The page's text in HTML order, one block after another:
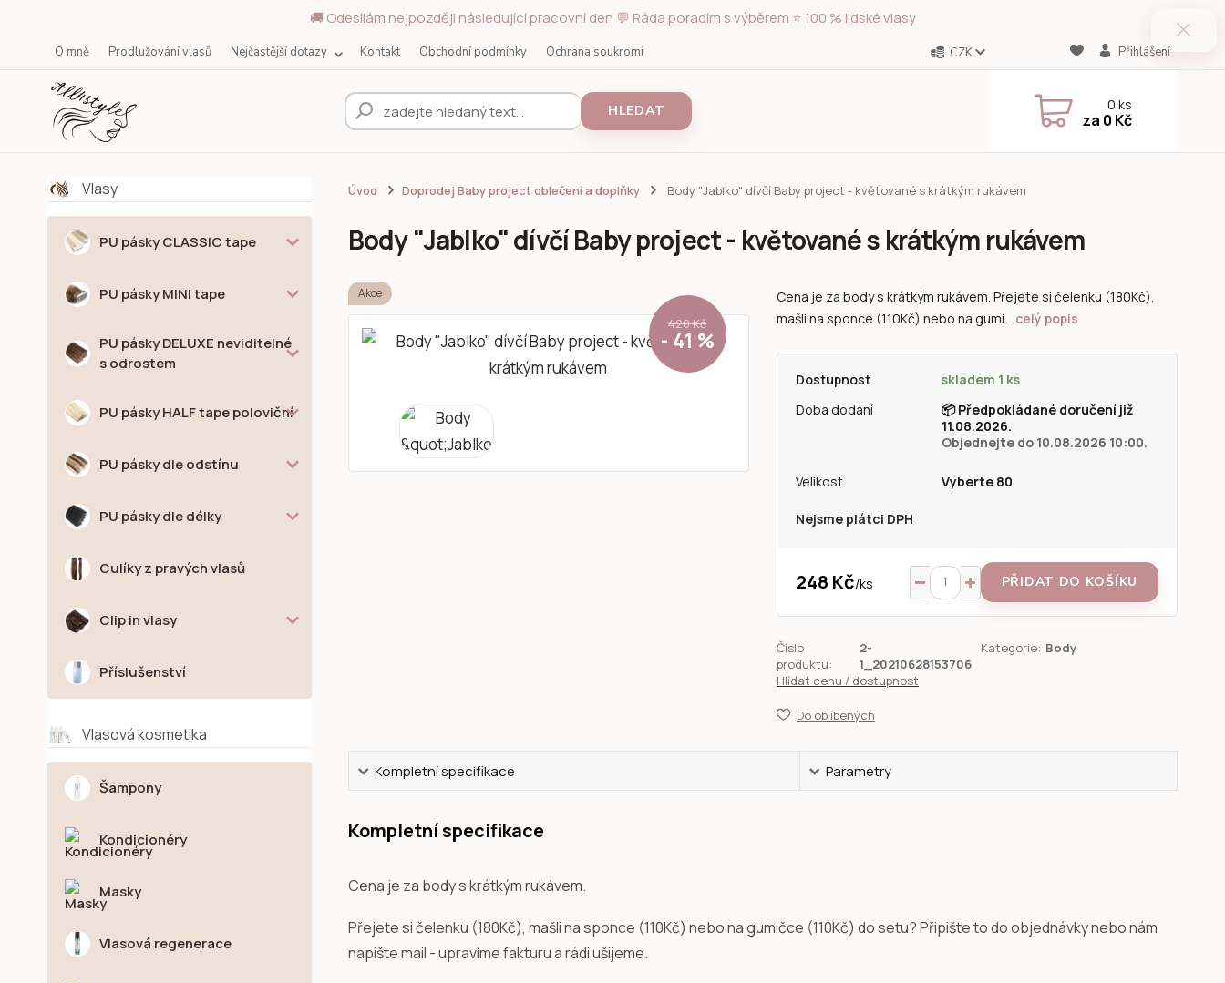
🚚 Odesílám nejpozději následující pracovní den 💬 Ráda poradím s výběrem ⭐ 100 % lidské vlasy
O mně Prodlužování vlasů Nejčastější dotazy Kontakt Obchodní podmínky Ochrana soukromí CZK Přihlášení
HLEDAT 0ks
za 0 Kč
Vlasy
PU pásky CLASSIC tape
PU pásky MINI tape
PU pásky DELUXE neviditelné
s odrostem
PU pásky HALF tape poloviční
PU pásky dle odstínu
PU pásky dle délky
Culíky z pravých vlasů
Clip in vlasy
Příslušenství
Vlasová kosmetika
Šampony
Kondicionéry
Masky
Vlasová regenerace
Úvod Doprodej Baby project oblečení a doplňky Body "Jablko" dívčí Baby project - květované s krátkým rukávem
Body "Jablko" dívčí Baby project - květované s krátkým rukávem
Akce
420 Kč
- 41 %
Cena je za body s krátkým rukávem. Přejete si čelenku (180Kč),
mašli na sponce (110Kč) nebo na gumi... celý popis
Dostupnost
skladem 1 ks
Doba dodání
📦Předpokládané doručení již
11.08.2026.
Objednejte do 10.08.2026 10:00.
Velikost Vyberte 80
Nejsme plátci DPH
248 Kč/ks PŘIDAT DO KOŠÍKU
Číslo
produktu:
2-
1_20210628153706
Kategorie: Body
Hlídat cenu / dostupnost
Do oblíbených
Kompletní specifikace Parametry
Kompletní specifikace
Cena je za body s krátkým rukávem.
Přejete si čelenku (180Kč), mašli na sponce (110Kč) nebo na gumičce (110Kč) do setu? Připište to do objednávky nebo nám
napište mail - upravíme fakturu a rádi ušijeme.